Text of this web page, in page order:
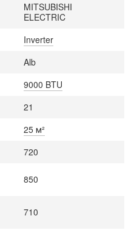
MITSUBISHI
ELECTRIC
Inverter
Alb
9000 BTU
21
25 м²
720
850
710